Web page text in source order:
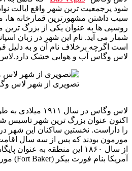
شود پرجمعیت ترین شهر واقع ایالت
سبب داشتن مشهورترین قمارخانه ها،
روسپی ها به عنوان یکی از بزرگ
شمار می آید. نام این شهر در زبان
است اگرچه برخلاف نام آن و به دلیل
لاس وگاس آب و هوایی خشک
تصویری از شهر لاس
لاس وگاس در سال
اکنون عنوان بزرگ ترین شهر تاسیس
مورمون بودند که پس از سه سال
از سال ۱۸۶۰ این منطقه به
آمریکا بنام فورت بیکر (Fort Baker) مورد استفاده بود.